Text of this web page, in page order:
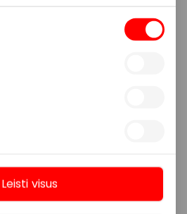
Leisti visus
iki 2025 12 31. Daugiau
„AKROPOLIS“
taikomas nuolaidas, jų
kyla neatitikimų tarp mūsų
informacijos ir faktinės
ar paslaugų teikimo
Daugiau